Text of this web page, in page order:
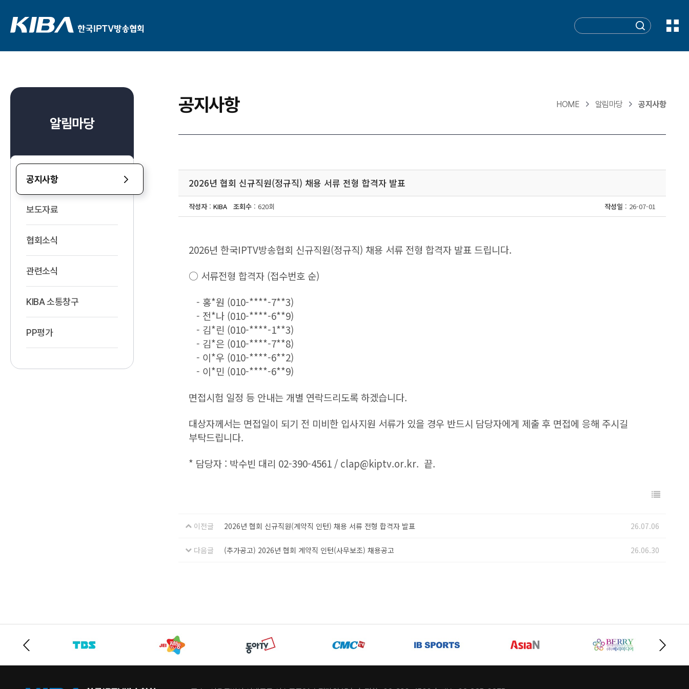
알림마당
공지사항
보도자료
협회소식
관련소식
KIBA 소통창구
PP평가
공지사항 HOME 알림마당 공지사항
2026년 협회 신규직원(정규직) 채용 서류 전형 합격자 발표
작성자: KIBA 조회수: 620회 작성일 : 26-07-01
2026년 한국IPTV방송협회 신규직원(정규직) 채용 서류 전형 합격자 발표 드립니다.
○ 서류전형 합격자 (접수번호 순)
- 홍*원 (010-****-7**3)
- 전*나 (010-****-6**9)
- 김*린 (010-****-1**3)
- 김*은 (010-****-7**8)
- 이*우 (010-****-6**2)
- 이*민 (010-****-6**9)
면접시험 일정 등 안내는 개별 연락드리도록 하겠습니다.
대상자께서는 면접일이 되기 전 미비한 입사지원 서류가 있을 경우 반드시 담당자에게 제출 후 면접에 응해 주시길
부탁드립니다.
* 담당자 : 박수빈 대리 02-390-4561 / clap@kiptv.or.kr. 끝.
이전글 2026년 협회 신규직원(계약직 인턴) 채용 서류 전형 합격자 발표 26.07.06
다음글 (추가공고) 2026년 협회 계약직 인턴(사무보조) 채용공고 26.06.30